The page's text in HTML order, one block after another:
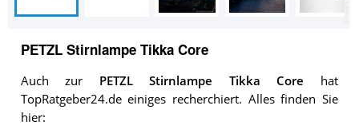
PETZL Stirnlampe Tikka Core
Auch zur PETZL Stirnlampe Tikka Core hat
TopRatgeber24.de einiges recherchiert. Alles finden Sie
hier: